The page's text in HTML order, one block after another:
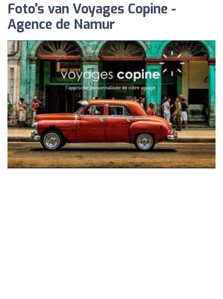
Foto's van Voyages Copine -
Agence de Namur